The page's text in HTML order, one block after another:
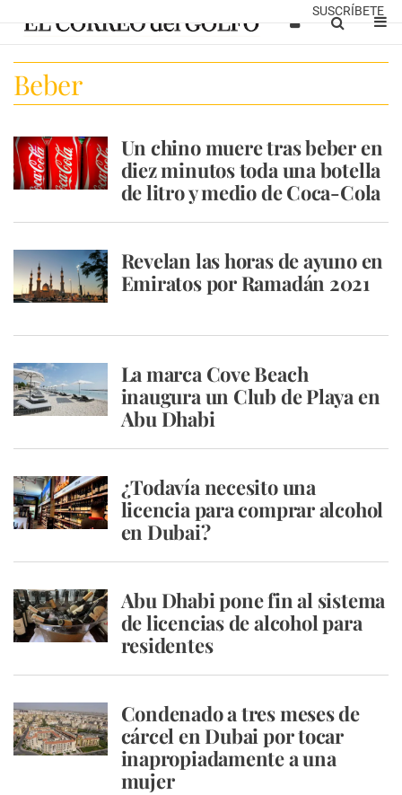
SUSCRÍBETE
Beber
Un chino muere tras beber en
diez minutos toda una botella
de litro y medio de Coca-Cola
Revelan las horas de ayuno en
Emiratos por Ramadán 2021
La marca Cove Beach
inaugura un Club de Playa en
Abu Dhabi
¿Todavía necesito una
licencia para comprar alcohol
en Dubai?
Abu Dhabi pone fin al sistema
de licencias de alcohol para
residentes
Condenado a tres meses de
cárcel en Dubai por tocar
inapropiadamente a una
mujer